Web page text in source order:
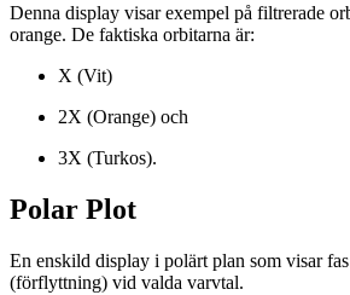
Denna display visar exempel på filtrerade
orange. De faktiska orbitarna är:
X (Vit)
2X (Orange) och
3X (Turkos).
Polar Plot
En enskild display i polärt plan som visar
(förflyttning) vid valda varvtal.